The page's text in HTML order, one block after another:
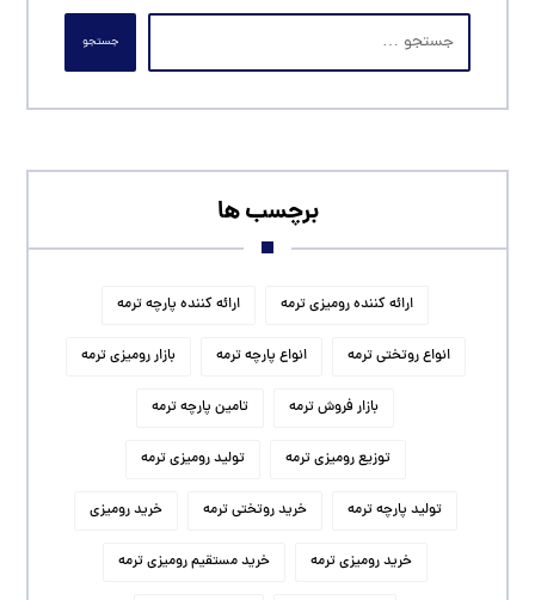
جستجو
برچسب ها
ارائه کننده رومیزی ترمه ارائه کننده پارچه ترمه
انواع روتختی ترمه انواع پارچه ترمه بازار رومیزی ترمه
بازار فروش ترمه تامین پارچه ترمه
توزیع رومیزی ترمه تولید رومیزی ترمه
تولید پارچه ترمه خرید روتختی ترمه خرید رومیزی
خرید رومیزی ترمه خرید مستقیم رومیزی ترمه